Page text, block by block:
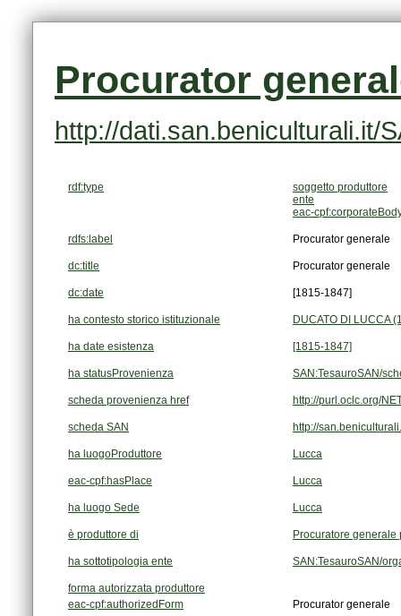
Procurator
http://dati.san.beniculturali.it/
rdf:type
soggetto produttore
ente
eac-
rdfs:label Procurator generale
dc:title Procurator generale
dc:date [1815-1847]
ha contesto storico istituzionale DUCATO DI LUCCA
ha date esistenza [1815-1847]
ha statusProvenienza SAN:TesauroSAN/
scheda provenienza href http://purl.oclc.org/
scheda SAN http://
ha luogoProduttore Lucca
eac-cpf:hasPlace Lucca
ha luogo Sede Lucca
è produttore di Procuratore
ha sottotipologia ente SAN:TesauroSAN/
forma autorizzata produttore
eac-cpf:authorizedForm
Procurator generale